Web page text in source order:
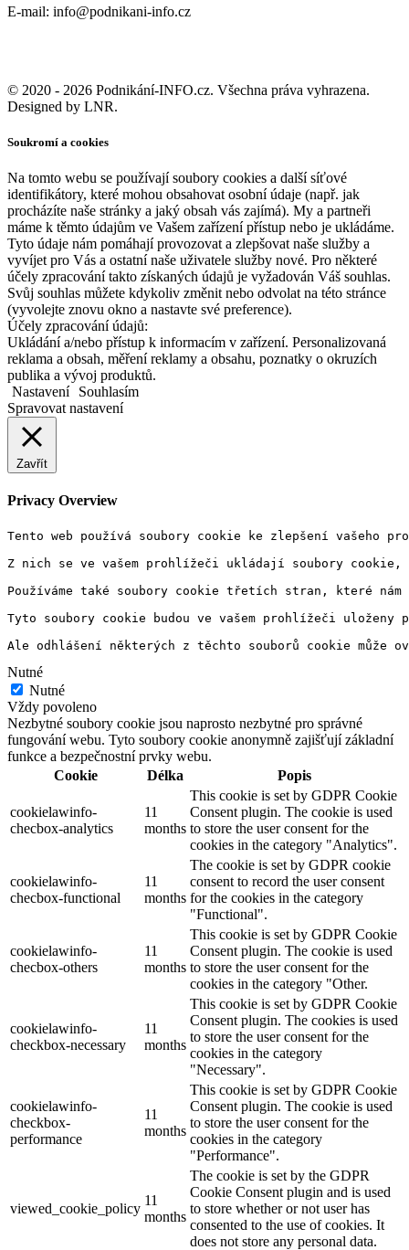
E-mail: info@podnikani-info.cz
© 2020 - 2026 Podnikání-INFO.cz. Všechna práva vyhrazena.
Designed by LNR.
Soukromí a cookies
Na tomto webu se používají soubory cookies a další síťové
identifikátory, které mohou obsahovat osobní údaje (např. jak
procházíte naše stránky a jaký obsah vás zajímá). My a partneři
máme k těmto údajům ve Vašem zařízení přístup nebo je ukládáme.
Tyto údaje nám pomáhají provozovat a zlepšovat naše služby a
vyvíjet pro Vás a ostatní naše uživatele služby nové. Pro některé
účely zpracování takto získaných údajů je vyžadován Váš souhlas.
Svůj souhlas můžete kdykoliv změnit nebo odvolat na této stránce
(vyvolejte znovu okno a nastavte své preference).
Účely zpracování údajů:
Ukládání a/nebo přístup k informacím v zařízení. Personalizovaná
reklama a obsah, měření reklamy a obsahu, poznatky o okruzích
publika a vývoj produktů.
Nastavení
Souhlasím
Spravovat nastavení
Zavřít
Privacy Overview
Tento web používá soubory cookie ke zlepšení vašeho
Z nich se ve vašem prohlížeči ukládají soubory
Používáme také soubory cookie třetích stran, které
Tyto soubory cookie budou ve vašem prohlížeči
Ale odhlášení některých z těchto souborů cookie může
Nutné
Nutné
Vždy povoleno
Nezbytné soubory cookie jsou naprosto nezbytné pro správné
fungování webu. Tyto soubory cookie anonymně zajišťují základní
funkce a bezpečnostní prvky webu.
Cookie
Délka Popis
cookielawinfo-
checbox-analytics
11
months
This cookie is set by GDPR Cookie
Consent plugin. The cookie is used
to store the user consent for the
cookies in the category "Analytics".
cookielawinfo-
checbox-functional
11
months
The cookie is set by GDPR cookie
consent to record the user consent
for the cookies in the category
"Functional".
cookielawinfo-
checbox-others
11
months
This cookie is set by GDPR Cookie
Consent plugin. The cookie is used
to store the user consent for the
cookies in the category "Other.
cookielawinfo-
checkbox-necessary
11
months
This cookie is set by GDPR Cookie
Consent plugin. The cookies is used
to store the user consent for the
cookies in the category
"Necessary".
cookielawinfo-
checkbox-
performance
11
months
This cookie is set by GDPR Cookie
Consent plugin. The cookie is used
to store the user consent for the
cookies in the category
"Performance".
viewed_cookie_policy
11
months
The cookie is set by the GDPR
Cookie Consent plugin and is used
to store whether or not user has
consented to the use of cookies. It
does not store any personal data.